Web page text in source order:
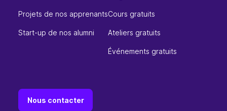
Projets de nos apprenants
Start-up de nos alumni
Cours gratuits
Ateliers gratuits
Événements gratuits
Nous contacter